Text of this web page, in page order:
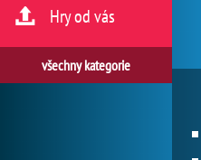
Hry od vás
všechny kategorie